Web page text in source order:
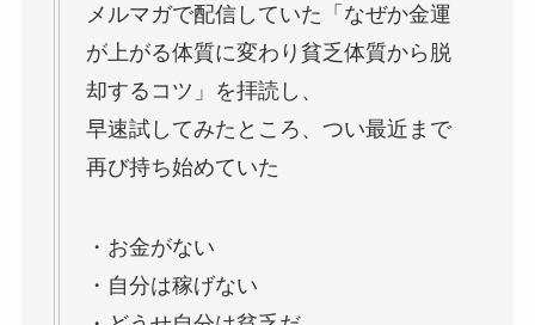
メルマガで配信していた「なぜか金運
が上がる体質に変わり貧乏体質から脱
却するコツ」を拝読し、
早速試してみたところ、つい最近まで
再び持ち始めていた
・お金がない
・自分は稼げない